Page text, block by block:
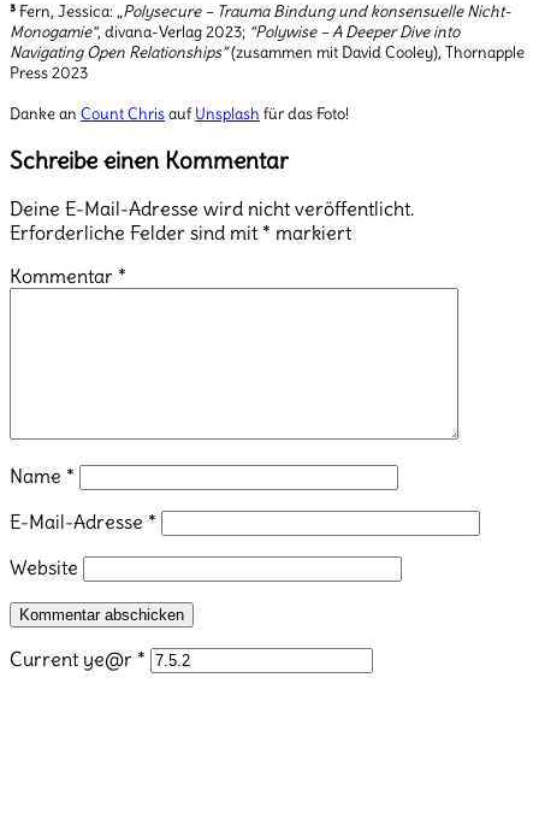
³Fern, Jessica: „Polysecure – Trauma Bindung und konsensuelle Nicht-
Monogamie“, divana-Verlag 2023; “Polywise – A Deeper Dive into
Navigating Open Relationships”(zusammen mit David Cooley), Thornapple
Press 2023
Danke an Count ChrisaufUnsplash für das Foto!
Schreibe einen Kommentar
Deine E-Mail-Adresse wird nicht veröffentlicht.
Erforderliche Felder sind mit * markiert
Kommentar *
Name *
E-Mail-Adresse *
Website
Current ye@r *